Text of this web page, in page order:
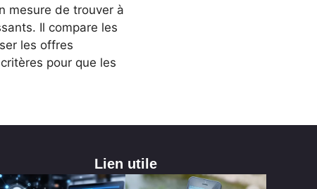
mesure de trouver à
Il compare les
les offres
pour que les
Lien utile